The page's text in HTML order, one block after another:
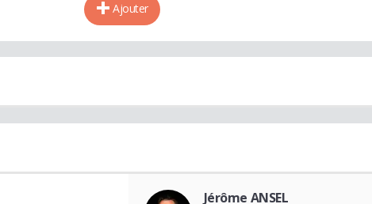
Ajouter
Jérôme ANSEL